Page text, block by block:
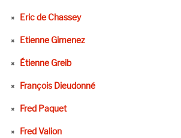
Eric de Chassey
Etienne Gimenez
Étienne Greib
François Dieudonné
Fred Paquet
Fred Valion